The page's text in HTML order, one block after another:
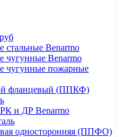
стальные Benarmo
чугунные Benarmo
чугунные пожарные
фланцевый (ППКФ)
и ДР Benarmo
односторонняя (ППФО)